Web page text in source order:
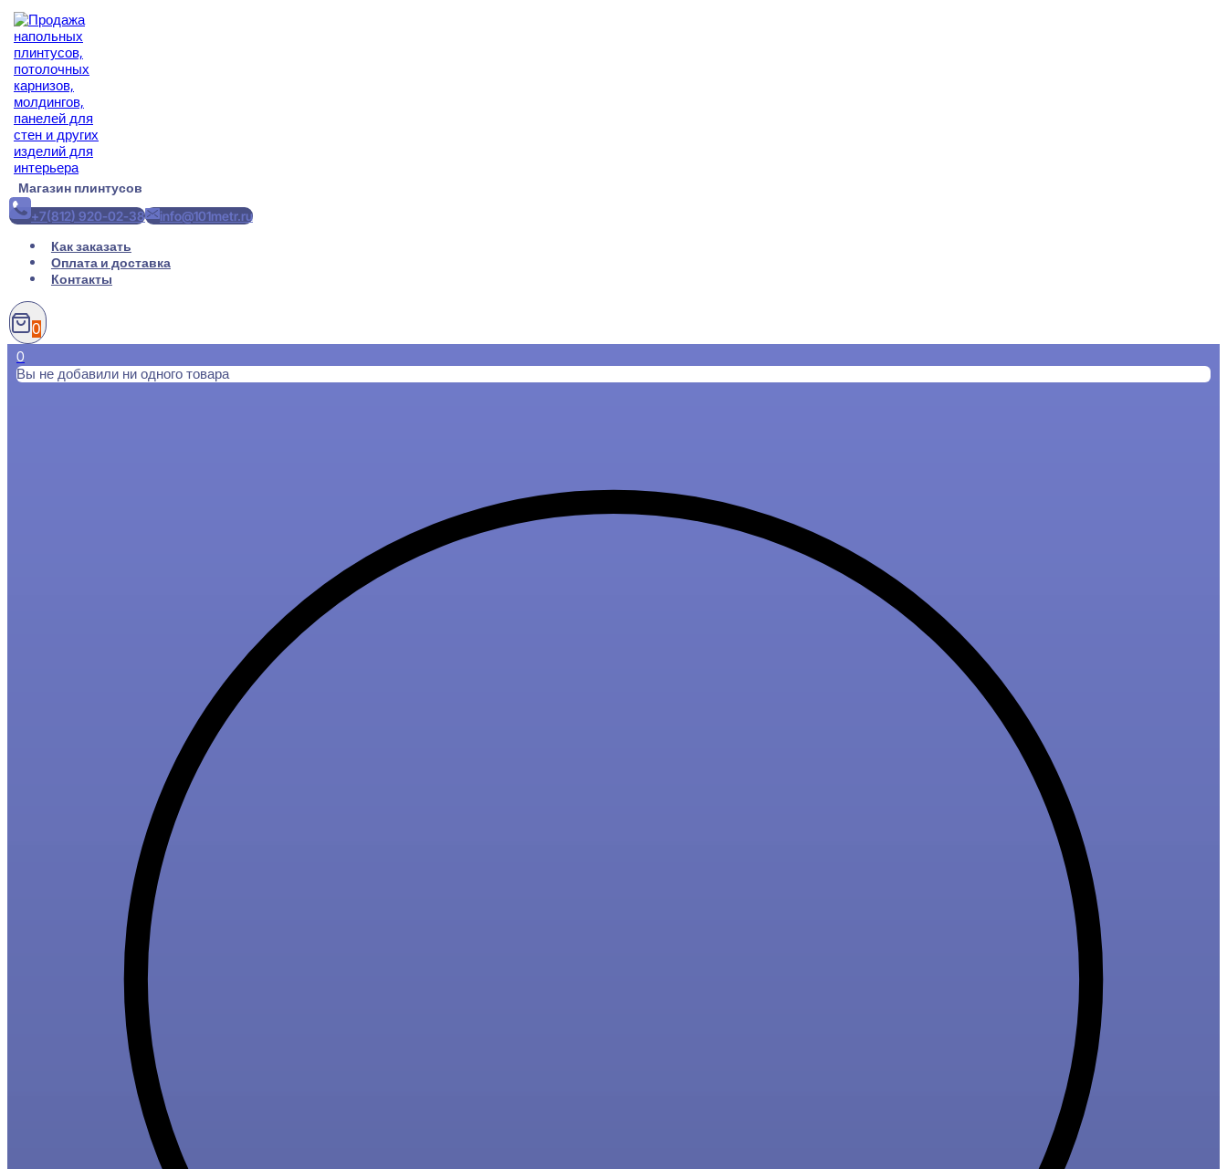
Перейти
содержимому
Магазин плинтусов
+7(812) 920-02-38
info@101metr.ru
Как заказать
Оплата и доставка
Контакты
0
0
Вы не добавили ни одного товара